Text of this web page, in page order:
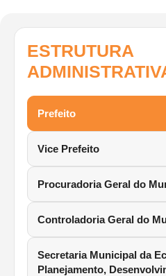
ESTRUTURA
Prefeito
Vice Prefeito
Procuradoria Geral do
Controladoria Geral do
Secretaria Municipal da
Planejamento,